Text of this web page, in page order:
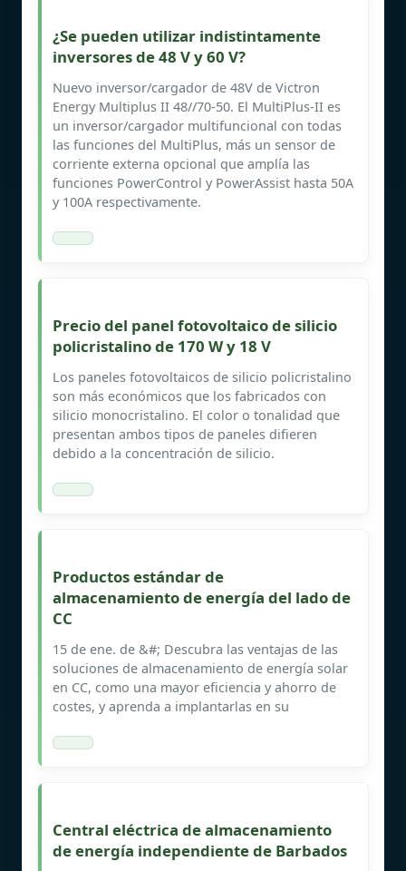
¿Se pueden utilizar indistintamente
inversores de 48 V y 60 V?
Nuevo inversor/cargador de 48V de Victron
Energy Multiplus II 48//70-50. El MultiPlus-II es
un inversor/cargador multifuncional con todas
las funciones del MultiPlus, más un sensor de
corriente externa opcional que amplía las
funciones PowerControl y PowerAssist hasta 50A
y 100A respectivamente.
Precio del panel fotovoltaico de silicio
policristalino de 170 W y 18 V
Los paneles fotovoltaicos de silicio policristalino
son más económicos que los fabricados con
silicio monocristalino. El color o tonalidad que
presentan ambos tipos de paneles difieren
debido a la concentración de silicio.
Productos estándar de
almacenamiento de energía del lado de
CC
15 de ene. de &#; Descubra las ventajas de las
soluciones de almacenamiento de energía solar
en CC, como una mayor eficiencia y ahorro de
costes, y aprenda a implantarlas en su
Central eléctrica de almacenamiento
de energía independiente de Barbados